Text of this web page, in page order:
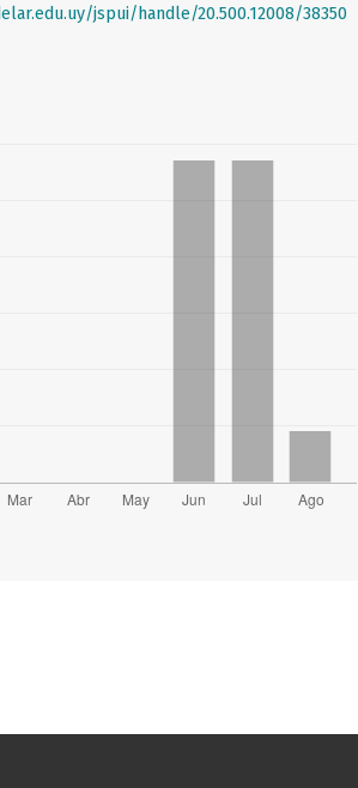
jspui/handle/20.500.12008/38350